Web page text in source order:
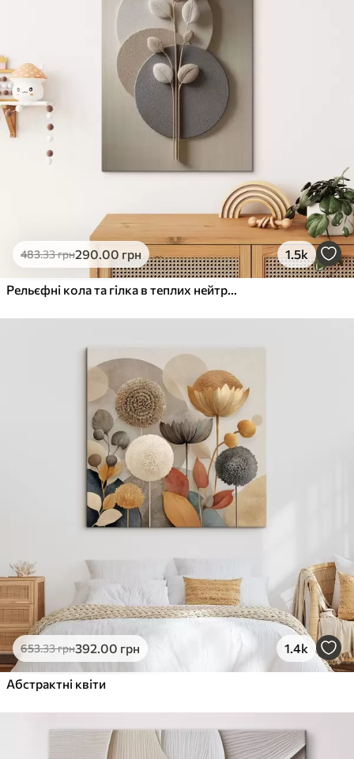
483.33грн290.00 грн 1.5k
Рельєфні кола та гілка в теплих нейтральних тонах
653.33грн392.00 грн 1.4k
Абстрактні квіти